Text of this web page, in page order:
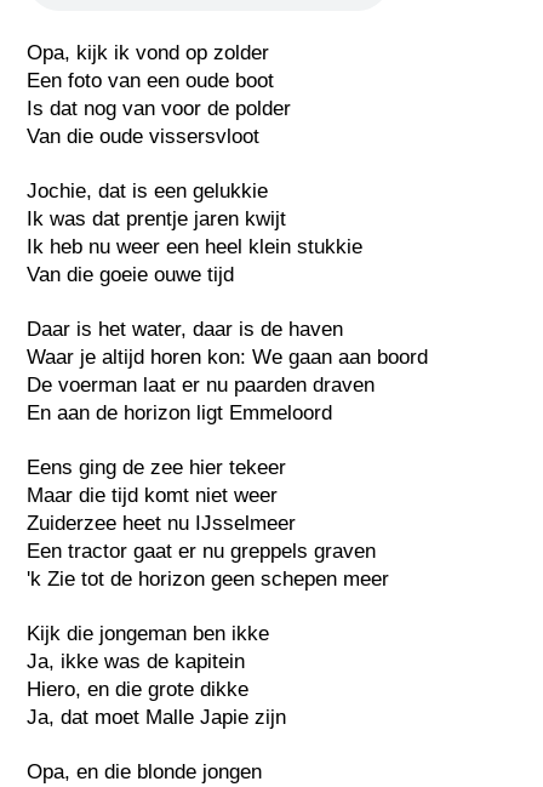
Opa, kijk ik vond op zolder
Een foto van een oude boot
Is dat nog van voor de polder
Van die oude vissersvloot
Jochie, dat is een gelukkie
Ik was dat prentje jaren kwijt
Ik heb nu weer een heel klein stukkie
Van die goeie ouwe tijd
Daar is het water, daar is de haven
Waar je altijd horen kon: We gaan aan boord
De voerman laat er nu paarden draven
En aan de horizon ligt Emmeloord
Eens ging de zee hier tekeer
Maar die tijd komt niet weer
Zuiderzee heet nu IJsselmeer
Een tractor gaat er nu greppels graven
'k Zie tot de horizon geen schepen meer
Kijk die jongeman ben ikke
Ja, ikke was de kapitein
Hiero, en die grote dikke
Ja, dat moet Malle Japie zijn
Opa, en die blonde jongen